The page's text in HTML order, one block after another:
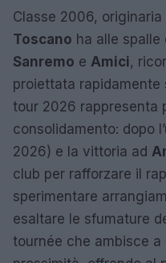
Classe 2006,
Toscano ha alle spalle
Sanremo e Amici,
proiettata rapidamente
tour 2026 rappresenta
consolidamento: dopo
2026) e la vittoria ad
club per rafforzare il
sperimentare
esaltare le sfumature
tournée che ambisce